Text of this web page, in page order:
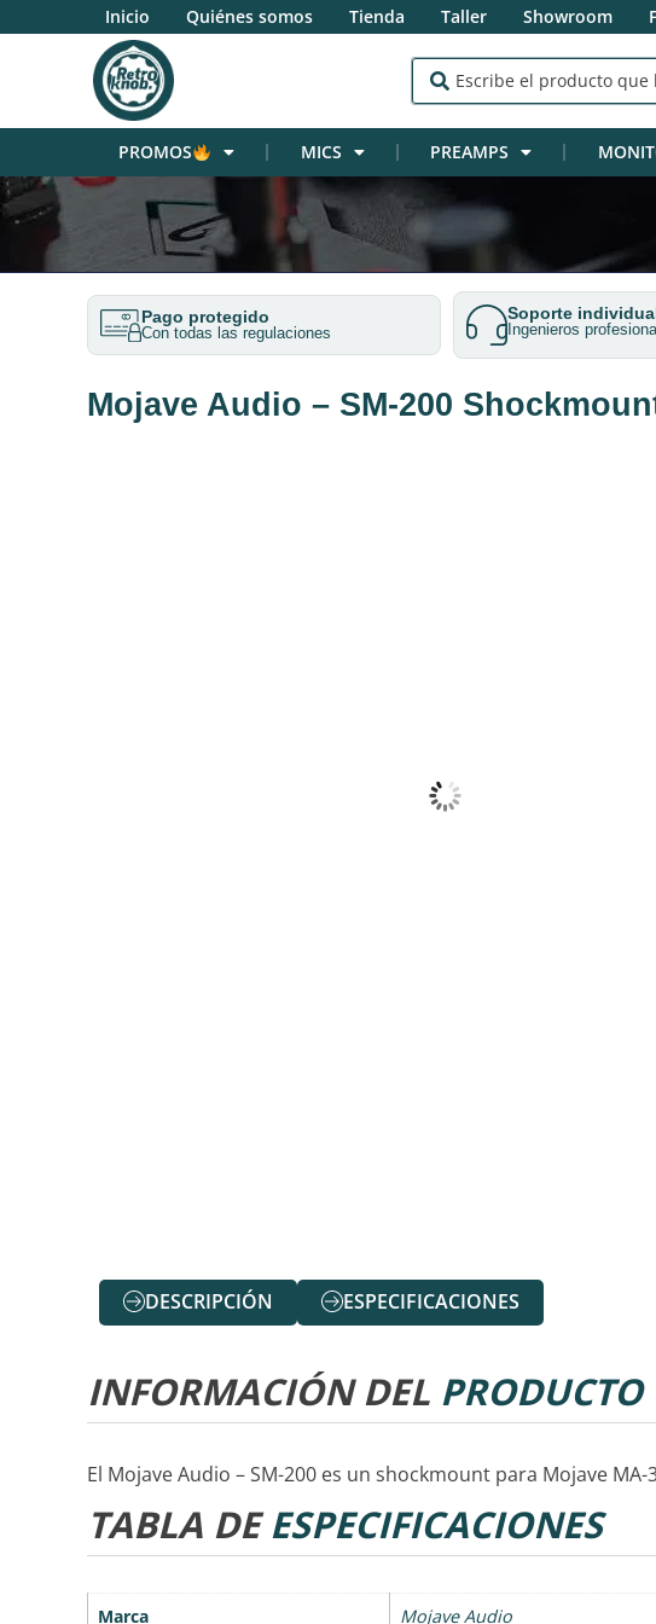
Inicio Quiénes somos Tienda Taller Showroom
PROMOS MICS PREAMPS
Pago protegido
Con todas las regulaciones
Soporte
Ingenieros
Mojave Audio – SM-200
DESCRIPCIÓN ESPECIFICACIONES
INFORMACIÓN DEL PRODUCTO
El Mojave Audio – SM-200 es un shockmount para Mojave MA-
TABLA DEESPECIFICACIONES
Marca Mojave Audio